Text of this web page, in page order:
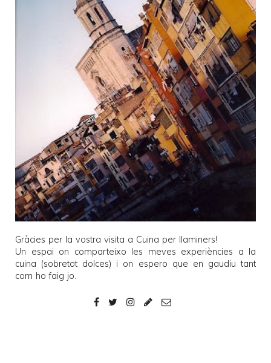
Gràcies per la vostra visita a Cuina per llaminers!
Un espai on comparteixo les meves experiències a la
cuina (sobretot dolces) i on espero que en gaudiu tant
com ho faig jo.